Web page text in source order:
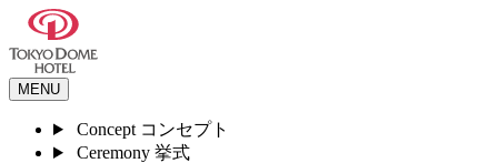
MENU
Concept コンセプト
Ceremony 挙式